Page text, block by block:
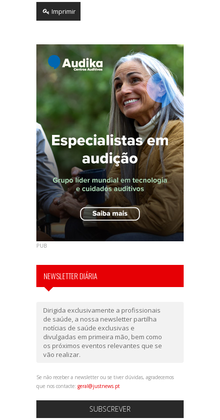
Imprimir
PUB
NEWSLETTER DIÁRIA
Dirigida exclusivamente a profissionais
de saúde, a nossa newsletter partilha
notícias de saúde exclusivas e
divulgadas em primeira mão, bem como
os próximos eventos relevantes que se
vão realizar.
Se não receber a newsletter ou se tiver dúvidas, agradecemos
que nos contacte: geral@justnews.pt
SUBSCREVER